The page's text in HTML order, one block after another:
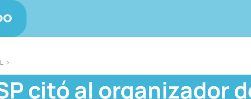
>
citó al organizador